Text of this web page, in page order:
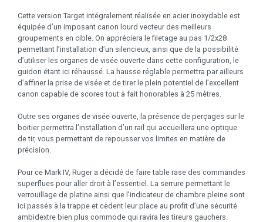
Cette version Target intégralement réalisée en acier inoxydable est
équipée d’un imposant canon lourd vecteur des meilleurs
groupements en cible. On appréciera le filetage au pas 1/2x28
permettant l’installation d’un silencieux, ainsi que de la possibilité
d’utiliser les organes de visée ouverte dans cette configuration, le
guidon étant ici réhaussé. La hausse réglable permettra par ailleurs
d’affiner la prise de visée et de tirer le plein potentiel de l’excellent
canon capable de scores tout à fait honorables à 25 mètres.
Outre ses organes de visée ouverte, la présence de perçages sur le
boitier permettra l’installation d’un rail qui accueillera une optique
de tir, vous permettant de repousser vos limites en matière de
précision.
Pour ce Mark IV, Ruger a décidé de faire table rase des commandes
superflues pour aller droit à l’essentiel. La serrure permettant le
verrouillage de platine ainsi que l’indicateur de chambre pleine sont
ici passés à la trappe et cèdent leur place au profit d’une sécurité
ambidextre bien plus commode qui ravira les tireurs gauchers.